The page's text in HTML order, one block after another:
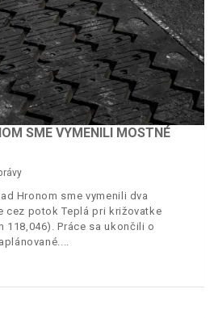
SME VYMENILI MOSTNÉ
Hronom sme vymenili dva
cez potok Teplá pri križovatke
118,046). Práce sa ukončili o